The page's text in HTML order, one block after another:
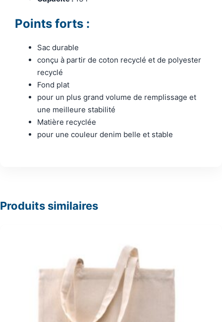
Points forts :
Sac durable
conçu à partir de coton recyclé et de polyester
recyclé
Fond plat
pour un plus grand volume de remplissage et
une meilleure stabilité
Matière recyclée
pour une couleur denim belle et stable
Produits similaires